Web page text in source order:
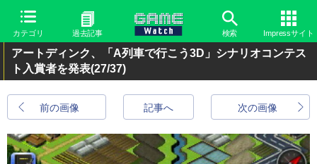
カテゴリ 過去記事 検索 Impressサイト
アートディンク、「A列車で行こう3D」シナリオコンテス
ト入賞者を発表(27/37)
前の画像 次の画像
記事へ